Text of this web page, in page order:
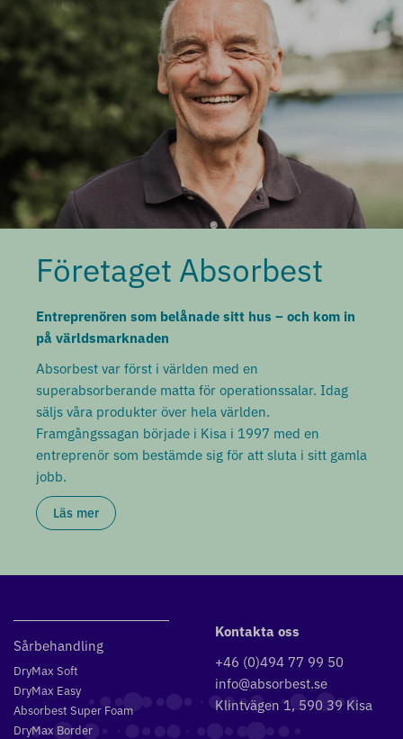
Företaget Absorbest
Entreprenören som belånade sitt hus – och kom in
på världsmarknaden
Absorbest var först i världen med en
superabsorberande matta för operationssalar. Idag
säljs våra produkter över hela världen.
Framgångssagan började i Kisa i 1997 med en
entreprenör som bestämde sig för att sluta i sitt gamla
jobb.
Läs mer
Sårbehandling
DryMax Soft
DryMax Easy
Absorbest Super Foam
DryMax Border
Kontakta oss
+46 (0)494 77 99 50
info@absorbest.se
Klintvägen 1, 590 39 Kisa